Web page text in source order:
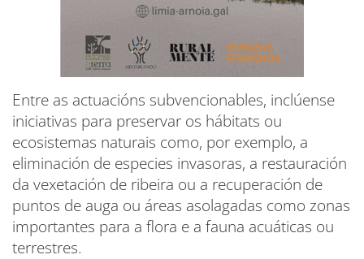
Entre as actuacións subvencionables, inclúense
iniciativas para preservar os hábitats ou
ecosistemas naturais como, por exemplo, a
eliminación de especies invasoras, a restauración
da vexetación de ribeira ou a recuperación de
puntos de auga ou áreas asolagadas como zonas
importantes para a flora e a fauna acuáticas ou
terrestres.